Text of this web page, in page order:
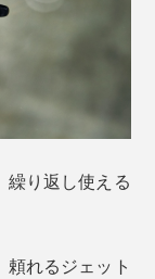
繰り返し使える
れるジェット